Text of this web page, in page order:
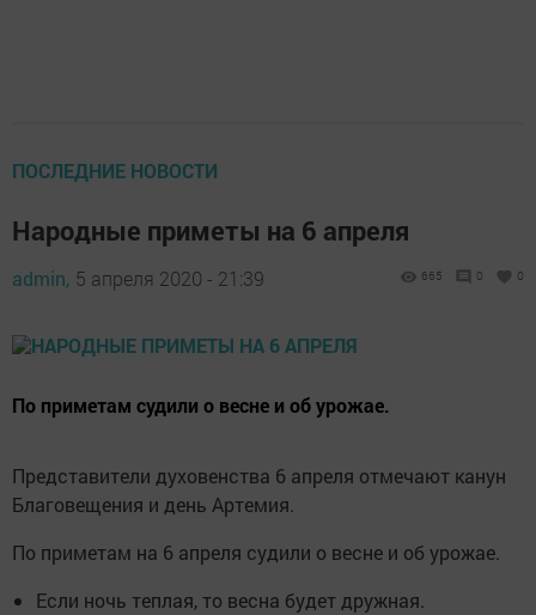
ПОСЛЕДНИЕ НОВОСТИ
Народные приметы на 6 апреля
admin, 5 апреля 2020 - 21:39 665 0 0
По приметам судили о весне и об урожае.
Представители духовенства 6 апреля отмечают канун
Благовещения и день Артемия.
По приметам на 6 апреля судили о весне и об урожае.
Если ночь теплая, то весна будет дружная.